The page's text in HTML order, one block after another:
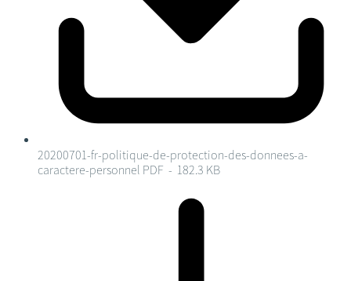
20200701-fr-politique-de-protection-des-donnees-a-
caractere-personnel PDF - 182.3 KB